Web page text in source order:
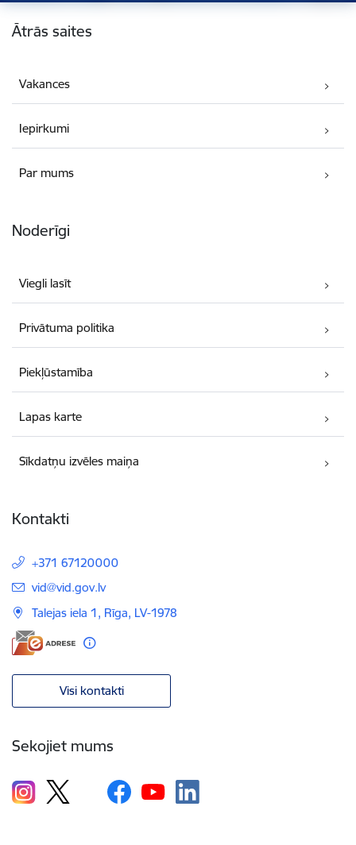
Kājene
Ātrās saites
Vakances
Iepirkumi
Par mums
Noderīgi
Viegli lasīt
Privātuma politika
Piekļūstamība
Lapas karte
Sīkdatņu izvēles maiņa
Kontakti
+371 67120000
E-pasts:
vid@vid.gov.lv
Talejas iela 1, Rīga, LV-1978
Visi kontakti
Sekojiet mums